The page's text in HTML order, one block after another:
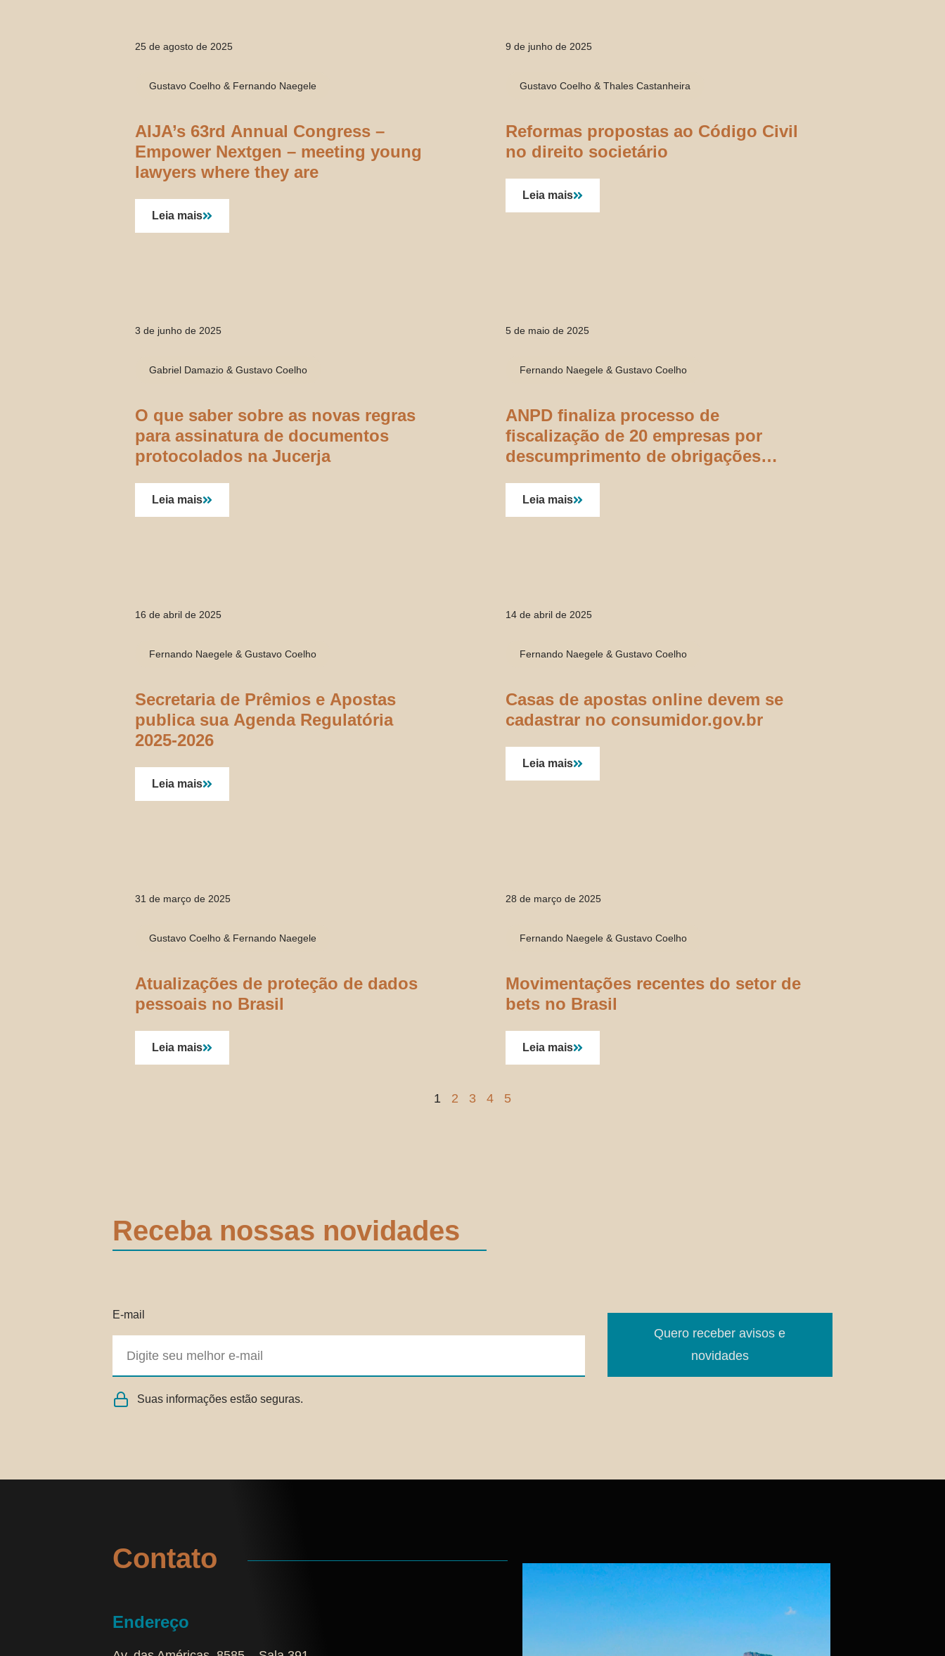
25 de agosto de 2025
Gustavo Coelho & Fernando Naegele
AIJA’s 63rd Annual Congress –
Empower Nextgen – meeting young
lawyers where they are
Leia mais
9 de junho de 2025
Gustavo Coelho & Thales Castanheira
Reformas propostas ao Código Civil
no direito societário
Leia mais
3 de junho de 2025
Gabriel Damazio & Gustavo Coelho
O que saber sobre as novas regras
para assinatura de documentos
protocolados na Jucerja
Leia mais
5 de maio de 2025
Fernando Naegele & Gustavo Coelho
ANPD finaliza processo de
fiscalização de 20 empresas por
descumprimento de obrigações
Leia mais
16 de abril de 2025
Fernando Naegele & Gustavo Coelho
Secretaria de Prêmios e Apostas
publica sua Agenda Regulatória
2025-2026
Leia mais
14 de abril de 2025
Fernando Naegele & Gustavo Coelho
Casas de apostas online devem se
cadastrar no consumidor.gov.br
Leia mais
31 de março de 2025
Gustavo Coelho & Fernando Naegele
Atualizações de proteção de dados
pessoais no Brasil
Leia mais
28 de março de 2025
Fernando Naegele & Gustavo Coelho
Movimentações recentes do setor de
bets no Brasil
Leia mais
1 2 3 4 5
Receba nossas novidades
E-mail
Quero receber avisos e
novidades
Suas informações estão seguras.
Contato
Endereço